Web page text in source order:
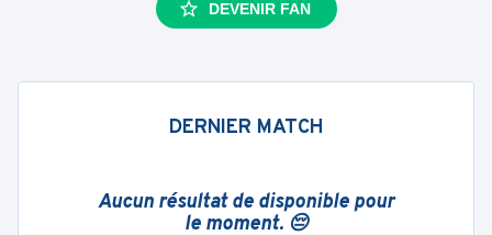
DEVENIR FAN
DERNIER MATCH
Aucun résultat de disponible pour
le moment. 😔